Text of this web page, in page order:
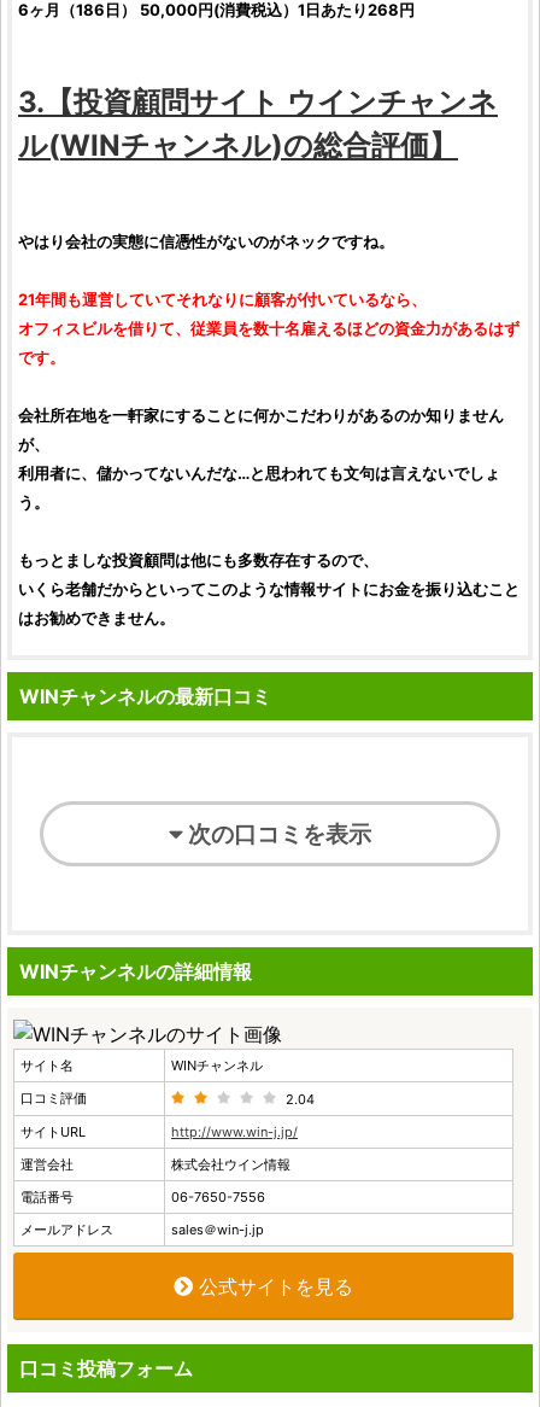
6ヶ月（186日） 50,000円(消費税込）1日あたり268円
3.【投資顧問サイト ウインチャンネ
ル(WINチャンネル)の総合評価】
やはり会社の実態に信憑性がないのがネックですね。
21年間も運営していてそれなりに顧客が付いているなら、
オフィスビルを借りて、従業員を数十名雇えるほどの資金力があるはず
です。
会社所在地を一軒家にすることに何かこだわりがあるのか知りません
が、
利用者に、儲かってないんだな…と思われても文句は言えないでしょ
う。
もっとましな投資顧問は他にも多数存在するので、
いくら老舗だからといってこのような情報サイトにお金を振り込むこと
はお勧めできません。
WINチャンネルの最新口コミ
次の口コミを表示
WINチャンネルの詳細情報
サイト名
WINチャンネル
口コミ評価
2.04
サイトURL
http://www.win-j.jp/
運営会社
株式会社ウイン情報
電話番号
06-7650-7556
メールアドレス
sales＠win-j.jp
公式サイトを見る
口コミ投稿フォーム